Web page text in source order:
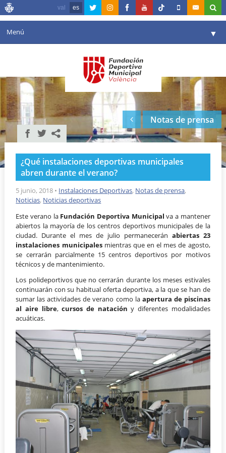
val es
Menú ▼
Agenda
Instalaciones ▼
Comunicación ▼
Valencia en deporte
Portal de Transparencia
Reservas
Notas de prensa
¿Qué instalaciones deportivas municipales
abren durante el verano?
5 junio, 2018 • Instalaciones Deportivas, Notas de prensa,
Noticias, Noticias deportivas
Este verano la Fundación Deportiva Municipal va a mantener
abiertos la mayoría de los centros deportivos municipales de la
ciudad. Durante el mes de julio permanecerán abiertas 23
instalaciones municipalesmientras que en el mes de agosto,
se cerrarán parcialmente 15 centros deportivos por motivos
técnicos y de mantenimiento.
Los polideportivos que no cerrarán durante los meses estivales
continuarán con su habitual oferta deportiva, a la que se han de
sumar las actividades de verano como la apertura de piscinas
al aire libre,cursos de natación y diferentes modalidades
acuáticas.